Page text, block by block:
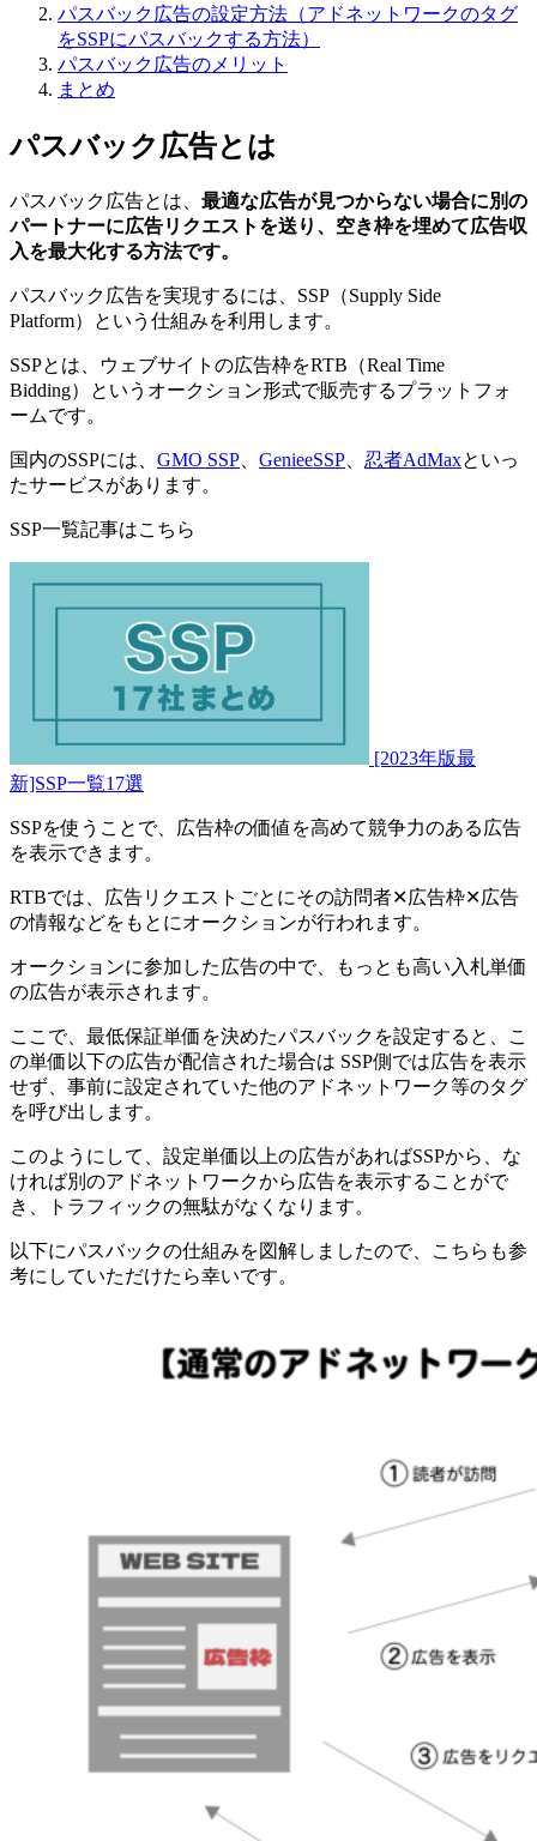
パスバック広告の設定方法（アドネットワークのタグ
をSSPにパスバックする方法）
パスバック広告のメリット
まとめ
パスバック広告とは
パスバック広告とは、 最適な広告が見つからない場合に別の
パートナーに広告リクエストを送り、空き枠を埋めて広告収
入を最大化する方法です。
パスバック広告を実現するには、SSP（Supply Side
Platform）という仕組みを利用します。
SSPとは、ウェブサイトの広告枠をRTB（Real Time
Bidding）というオークション形式で販売するプラットフォ
ームです。
国内のSSPには、 GMO SSP GenieeSSP 忍者AdMaxといっ
たサービスがあります。
SSP一覧記事はこちら
[2023年版最
新]SSP一覧17選
SSPを使うことで、広告枠の価値を高めて競争力のある広告
を表示できます。
RTBでは、広告リクエストごとにその訪問者✕広告枠✕広告
の情報などをもとにオークションが行われます。
オークションに参加した広告の中で、もっとも高い入札単価
の広告が表示されます。
ここで、最低保証単価を決めたパスバックを設定すると、こ
の単価以下の広告が配信された場合は SSP側では広告を表示
せず、事前に設定されていた他のアドネットワーク等のタグ
を呼び出します。
このようにして、設定単価以上の広告があればSSPから、な
ければ別のアドネットワークから広告を表示することがで
き、トラフィックの無駄がなくなります。
以下にパスバックの仕組みを図解しましたので、こちらも参
考にしていただけたら幸いです。